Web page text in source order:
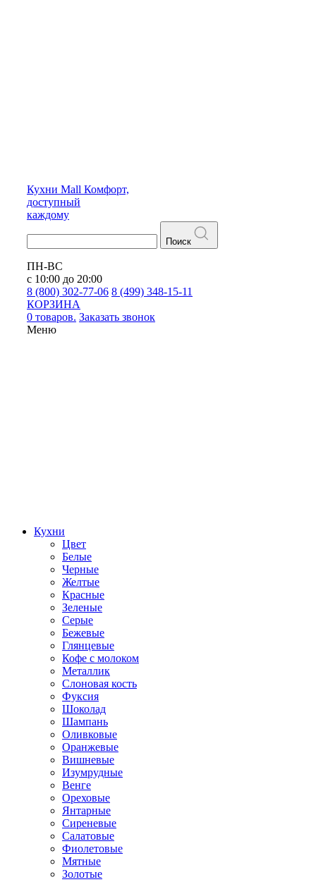
Кухни Mall Комфорт,
доступный
каждому
Поиск
ПН-ВС
с 10:00 до 20:00
8 (800) 302-77-06 8 (499) 348-15-11
КОРЗИНА
0 товаров. Заказать звонок
Меню
Кухни
Цвет
Белые
Черные
Желтые
Красные
Зеленые
Серые
Бежевые
Глянцевые
Кофе с молоком
Металлик
Слоновая кость
Фуксия
Шоколад
Шампань
Оливковые
Оранжевые
Вишневые
Изумрудные
Венге
Ореховые
Янтарные
Сиреневые
Салатовые
Фиолетовые
Мятные
Золотые